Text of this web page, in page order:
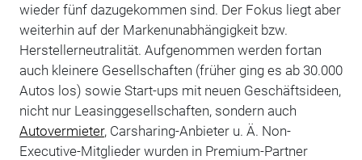
wieder fünf dazugekommen sind. Der Fokus liegt aber
weiterhin auf der Markenunabhängigkeit bzw.
Herstellerneutralität. Aufgenommen werden fortan
auch kleinere Gesellschaften (früher ging es ab 30.000
Autos los) sowie Start-ups mit neuen Geschäftsideen,
nicht nur Leasinggesellschaften, sondern auch
Autovermieter, Carsharing-Anbieter u. Ä. Non-
Executive-Mitglieder wurden in Premium-Partner